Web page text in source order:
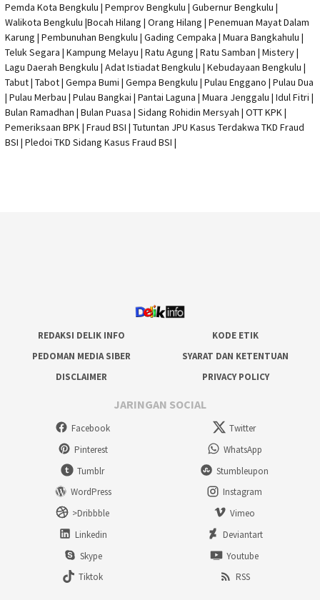
Pemda Kota Bengkulu | Pemprov Bengkulu | Gubernur Bengkulu |
Walikota Bengkulu |Bocah Hilang | Orang Hilang | Penemuan Mayat Dalam
Karung | Pembunuhan Bengkulu | Gading Cempaka | Muara Bangkahulu |
Teluk Segara | Kampung Melayu | Ratu Agung | Ratu Samban | Mistery |
Lagu Daerah Bengkulu | Adat Istiadat Bengkulu | Kebudayaan Bengkulu |
Tabut | Tabot | Gempa Bumi | Gempa Bengkulu | Pulau Enggano | Pulau Dua
| Pulau Merbau | Pulau Bangkai | Pantai Laguna | Muara Jenggalu | Idul Fitri |
Bulan Ramadhan | Bulan Puasa | Sidang Rohidin Mersyah | OTT KPK|
Pemeriksaan BPK | Fraud BSI | Tutuntan JPU Kasus Terdakwa TKD Fraud
BSI | Pledoi TKD Sidang Kasus Fraud BSI |
REDAKSI DELIK INFO
KODE ETIK
PEDOMAN MEDIA SIBER
SYARAT DAN KETENTUAN
DISCLAIMER
PRIVACY POLICY
JARINGAN SOCIAL
Facebook
Twitter
Pinterest
WhatsApp
Tumblr
Stumbleupon
WordPress
Instagram
>Dribbble
Vimeo
Linkedin
Deviantart
Skype
Youtube
Tiktok
RSS